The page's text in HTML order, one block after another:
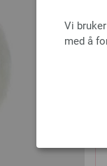
Vi
med å